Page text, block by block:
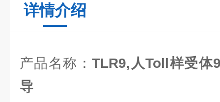
详情介绍
产品名称：TLR9,人Toll样受体
导